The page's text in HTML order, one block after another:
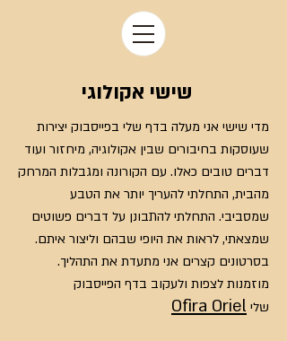
שישי אקולוגי
מדי שישי אני מעלה בדף שלי בפייסבוק יצירות
שעוסקות בחיבורים שבין אקולוגיה, מיחזור ועוד
דברים טובים כאלו. עם הקורונה ומגבלות המרחק
מהבית, התחלתי להעריך יותר את הטבע
שמסביבי. התחלתי להתבונן על דברים פשוטים
שמצאתי, לראות את היופי שבהם וליצור איתם.
בסרטונים קצרים אני מתעדת את התהליך.
מוזמנות לצפות ולעקוב בדף הפייסבוק
שלי Ofira Oriel